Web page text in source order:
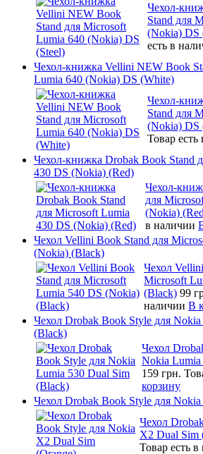
Чехол-
Stand для
(Nokia) DS
есть в
Чехол-книжка Vellini NEW Book
Lumia 640 (Nokia) DS (White)
Чехол-
Stand для
(Nokia) DS
Товар
Чехол-книжка Drobak Book Stand
430 DS (Nokia) (Red)
Чехол-
для
(Nokia)
в наличии
Чехол Vellini Book Stand для
(Nokia) (Black)
Чехол
Microsoft
(Black) 99
наличии В
Чехол Drobak Book Style для
(Black)
Чехол
Nokia
159 грн.
корзину
Чехол Drobak Book Style для
Чехол
X2 Dual Sim
Товар есть